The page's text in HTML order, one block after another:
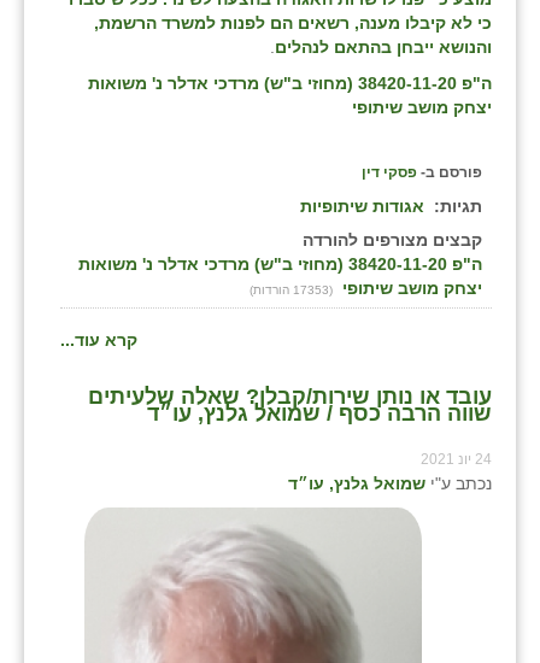
כי לא קיבלו מענה, רשאים הם לפנות למשרד הרשמת,
והנושא ייבחן בהתאם לנהלים
ה"פ 38420-11-20 (מחוזי ב"ש) מרדכי אדלר נ' משואות
יצחק מושב שיתופי
פורסם ב- פסקי דין
תגיות:
אגודות שיתופיות
קבצים מצורפים להורדה
ה"פ 38420-11-20 (מחוזי ב"ש) מרדכי אדלר נ' משואות
יצחק מושב שיתופי
(17353 הורדות)
קרא עוד...
עובד או נותן שירות/קבלן? שאלה שלעיתים
שווה הרבה כסף / שמואל גלנץ, עו״ד
24 יונ 2021
נכתב ע"י שמואל גלנץ, עו״ד